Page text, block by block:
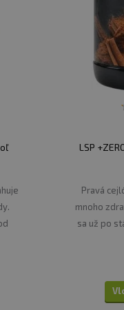
škoricové buchty, a
škoricové
(apple pie),
omáčky, pre
unikátne chuťové
odbúravanie
a svoju
LSP
Pravá
mnoho
sa už po
ako sú
hnačka,